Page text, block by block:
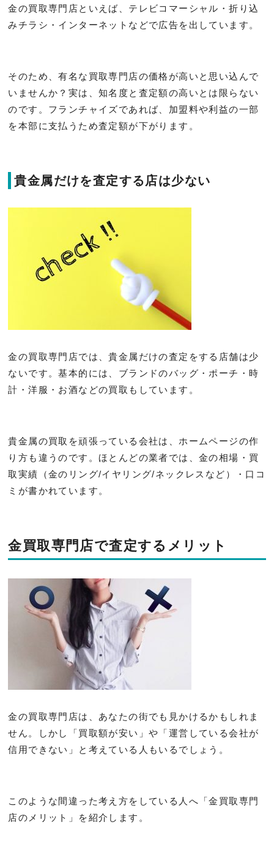
金の買取専門店といえば、テレビコマーシャル・折り込
みチラシ・インターネットなどで広告を出しています。
そのため、有名な買取専門店の価格が高いと思い込んで
いませんか？実は、知名度と査定額の高いとは限らない
のです。フランチャイズであれば、加盟料や利益の一部
を本部に支払うため査定額が下がります。
貴金属だけを査定する店は少ない
金の買取専門店では、貴金属だけの査定をする店舗は少
ないです。基本的には、ブランドのバッグ・ポーチ・時
計・洋服・お酒などの買取もしています。
貴金属の買取を頑張っている会社は、ホームページの作
り方も違うのです。ほとんどの業者では、金の相場・買
取実績（金のリング/イヤリング/ネックレスなど）・口コ
ミが書かれています。
金買取専門店で査定するメリット
金の買取専門店は、あなたの街でも見かけるかもしれま
せん。しかし「買取額が安い」や「運営している会社が
信用できない」と考えている人もいるでしょう。
このような間違った考え方をしている人へ「金買取専門
店のメリット」を紹介します。